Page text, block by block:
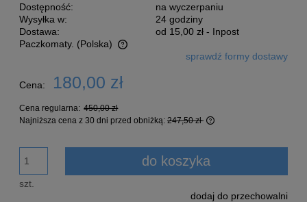
Dostępność:
na wyczerpaniu
Wysyłka w:
24 godziny
Dostawa:
od 15,00 zł - Inpost
Paczkomaty. (Polska)
Cena nie zawiera ewentualnych kosztów płatnościsprawdź formy dostawy
Cena: 180,00 zł
Cena regularna: 450,00 zł
Najniższa cena z 30 dni przed obniżką: 247,50 zł
30 dni, wyświetlana
sprzedaży.
szt.
do koszyka
dodaj do przechowalni